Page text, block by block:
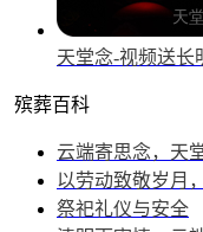
天堂念-视频送长
殡葬百科
云端寄思念，天
以劳动致敬岁月
祭祀礼仪与安全